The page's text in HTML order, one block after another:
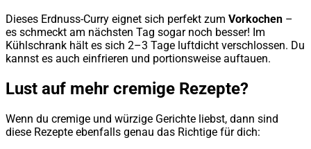
Dieses Erdnuss-Curry eignet sich perfekt zum Vorkochen –
es schmeckt am nächsten Tag sogar noch besser! Im
Kühlschrank hält es sich 2–3 Tage luftdicht verschlossen. Du
kannst es auch einfrieren und portionsweise auftauen.
Lust auf mehr cremige Rezepte?
Wenn du cremige und würzige Gerichte liebst, dann sind
diese Rezepte ebenfalls genau das Richtige für dich: